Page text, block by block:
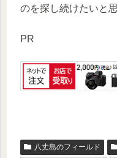
のを探し続けたいと思
PR
八丈島のフィールド